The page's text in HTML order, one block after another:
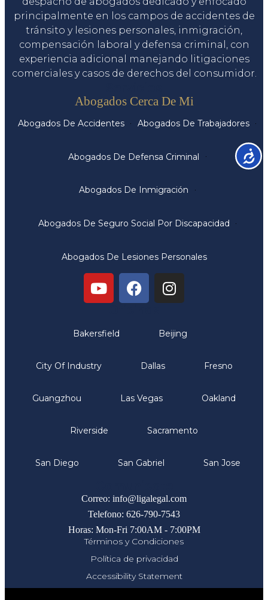
principalmente en los campos de accidentes de
tránsito y lesiones personales, inmigración,
compensación laboral y defensa criminal, con
experiencia adicional manejando litigaciones
comerciales y casos de derechos del consumidor.
Abogados Cerca De Mi
Abogados De Accidentes Abogados De Trabajadores
Abogados De Defensa Criminal
Abogados De Inmigración
Abogados De Seguro Social Por Discapacidad
Abogados De Lesiones Personales
Bakersfield Beijing
City Of Industry Dallas Fresno
Guangzhou Las Vegas Oakland
Riverside Sacramento
San Diego San Gabriel San Jose
Correo: info@ligalegal.com
Telefono: 626-790-7543
Horas: Mon-Fri 7:00AM - 7:00PM
Términos y Condiciones
Política de privacidad
Accessibility Statement